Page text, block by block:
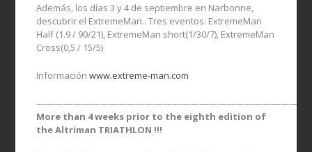
Además, los días 3 y 4 de septiembre en Narbonne,
descubrir el ExtremeMan.. Tres eventos: ExtremeMan
Half (1.9 / 90/21), ExtremeMan short(1/30/7), ExtremeMan
Cross(0,5 / 15/5)
Informaciónwww.extreme-man.com
More than 4 weeks prior to the eighth edition of
the Altriman TRIATHLON !!!